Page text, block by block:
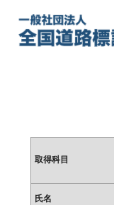
取得科目
氏名